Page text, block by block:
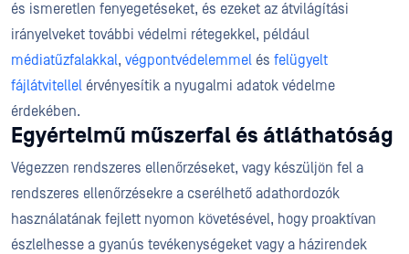
és ismeretlen fenyegetéseket, és ezeket az átvilágítási
irányelveket további védelmi rétegekkel, például
médiatűzfalakkal, végpontvédelemmel és felügyelt
fájlátvitellel érvényesítik a nyugalmi adatok védelme
érdekében.
Egyértelmű műszerfal és átláthatóság
Végezzen rendszeres ellenőrzéseket, vagy készüljön fel a
rendszeres ellenőrzésekre a cserélhető adathordozók
használatának fejlett nyomon követésével, hogy proaktívan
észlelhesse a gyanús tevékenységeket vagy a házirendek